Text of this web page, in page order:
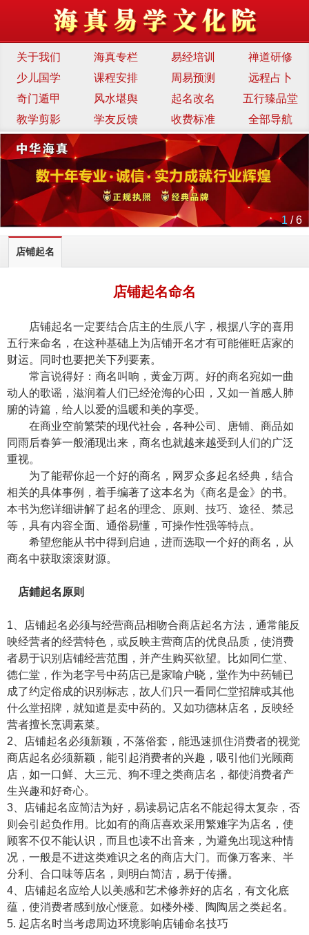
关于我们 海真专栏 易经培训
禅道研修
少儿国学
课程安排 周易预测
远程占卜
奇门遁甲
风水堪舆 起名改名
五行臻品堂
教学剪影
学友反馈 收费标准 全部导航
1 / 6
店铺起名
店铺起名命名
店铺起名一定要结合店主的生辰八字，根据八字的喜用
五行来命名，在这种基础上为店铺开名才有可能催旺店家的
财运。同时也要把关下列要素。
常言说得好：商名叫响，黄金万两。好的商名宛如一曲
动人的歌谣，滋润着人们已经沧海的心田，又如一首感人肺
腑的诗篇，给人以爱的温暖和美的享受。
在商业空前繁荣的现代社会，各种公司、唐铺、商品如
同雨后春笋一般涌现出来，商名也就越来越受到人们的广泛
重视。
为了能帮你起一个好的商名，网罗众多起名经典，结合
相关的具体事例，着手编著了这本名为《商名是金》的书。
本书为您详细讲解了起名的理念、原则、技巧、途径、禁忌
等，具有内容全面、通俗易懂，可操作性强等特点。
希望您能从书中得到启迪，进而选取一个好的商名，从
商名中获取滚滚财源。
店鋪起名原则
1、店铺起名必须与经营商品相吻合商店起名方法，通常能反
映经营者的经营特色，或反映主营商店的优良品质，使消费
者易于识别店铺经营范围，并产生购买欲望。比如同仁堂、
德仁堂，作为老字号中药店已是家喻户晓，堂作为中药铺已
成了约定俗成的识别标志，故人们只一看同仁堂招牌或其他
什么堂招牌，就知道是卖中药的。又如功德林店名，反映经
营者擅长烹调素菜。
2、店铺起名必须新颖，不落俗套，能迅速抓住消费者的视觉
商店起名必须新颖，能引起消费者的兴趣，吸引他们光顾商
店，如一口鲜、大三元、狗不理之类商店名，都使消费者产
生兴趣和好奇心。
3、店铺起名应简洁为好，易读易记店名不能起得太复杂，否
则会引起负作用。比如有的商店喜欢采用繁难字为店名，使
顾客不仅不能认识，而且也读不出音来，为避免出现这种情
况，一般是不进这类难识之名的商店大门。而像万客来、半
分利、合口味等店名，则明白简洁，易于传播。
4、店铺起名应给人以美感和艺术修养好的店名，有文化底
蕴，使消费者感到放心惬意。如楼外楼、陶陶居之类起名。
5. 起店名时当考虑周边环境影响店铺命名技巧